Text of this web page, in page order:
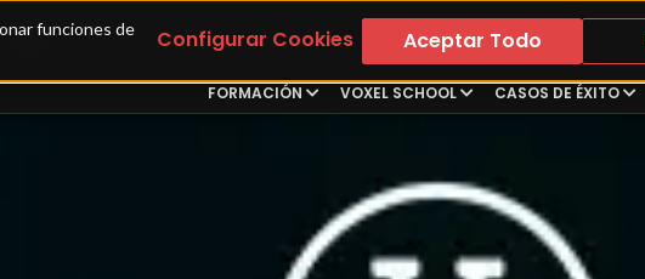
funciones de Configurar Cookies Aceptar Todo
FORMACIÓN VOXEL SCHOOL CASOS DE ÉXITO